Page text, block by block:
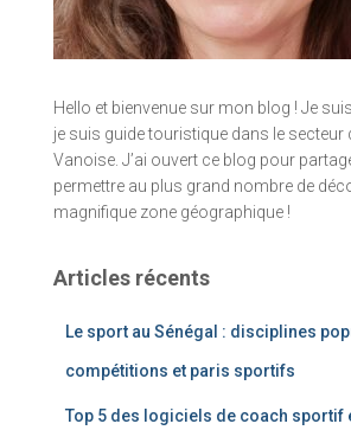
Hello et bienvenue sur mon blog ! Je
je suis guide touristique dans le secteur
Vanoise. J’ai ouvert ce blog pour
permettre au plus grand nombre de
magnifique zone géographique !
Articles récents
Le sport au Sénégal : disciplines
compétitions et paris sportifs
Top 5 des logiciels de coach sportif